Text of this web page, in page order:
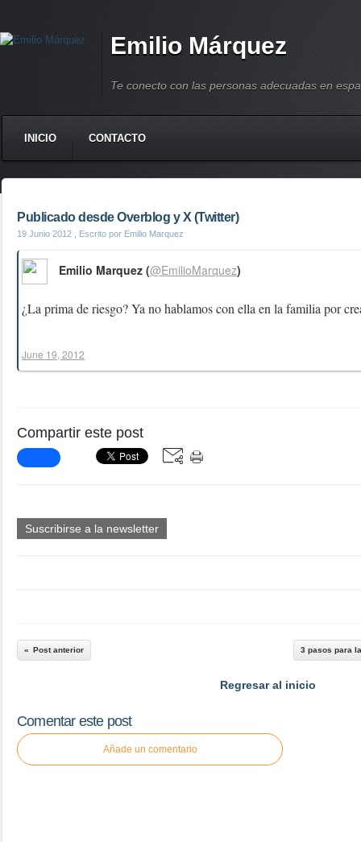
Emilio Márquez
Te conecto con las personas adecuadas en
INICIO CONTACTO
Publicado desde Overblog y X (Twitter)
19 Junio 2012 , Escrito por Emilio Marquez
¿La prima de riesgo? Ya no hablamos con ella en la familia por
Emilio Marquez (@EmilioMarquez)
June 19, 2012
Compartir este post
Suscribirse a la newsletter
Post anterior 3 pasos para
Regresar al inicio
Comentar este post
Añade un comentario